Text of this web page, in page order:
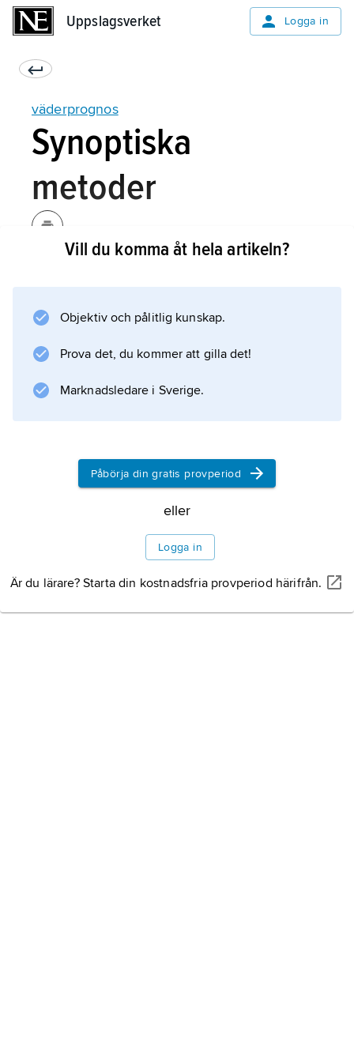
Uppslagsverket Logga in
väderprognos
Synoptiska
metoder
hur vädersystemen rör sig och utvecklas. För
både synoptiska och numeriska metoder
gäller att för en tolvtimmarsprognos för
från hela norra Europa och Norska havet. Den
Vill du komma åt hela artikeln?
Objektiv och pålitlig kunskap.
Prova det, du kommer att gilla det!
Marknadsledare i Sverige.
Påbörja din gratis provperiod
eller
Logga in
Är du lärare? Starta din kostnadsfria provperiod härifrån.